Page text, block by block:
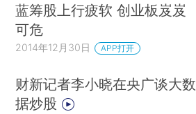
蓝筹股上行疲软 创业板岌岌
可危
2014年12月30日 APP打开
财新记者李小晓在央广谈大数
据炒股